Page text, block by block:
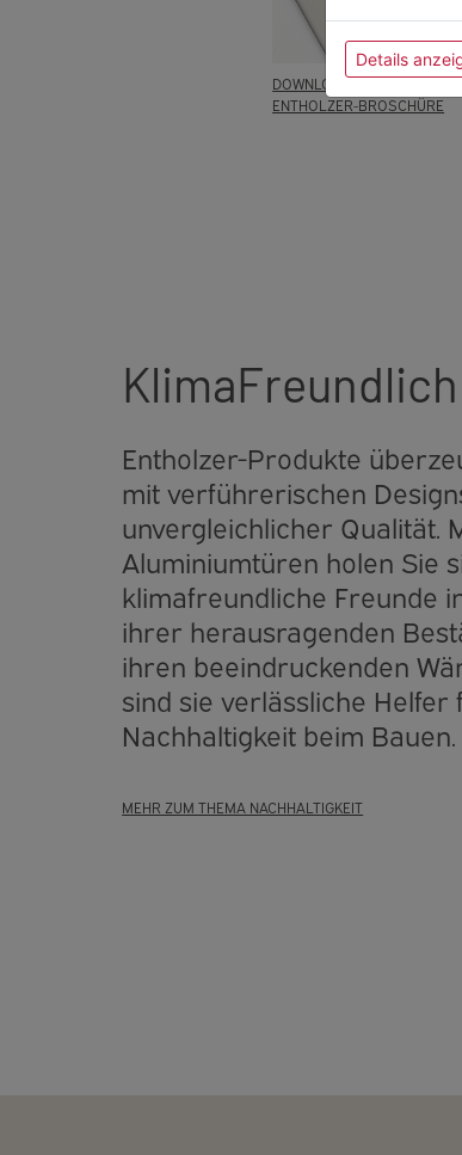
DOWNLOAD
ENTHOLZER-BROSCHÜRE
KlimaFreundlich
Entholzer-Produkte
mit verführerischen
unvergleichlicher Qualität.
Aluminiumtüren holen Sie
klimafreundliche Freunde
ihrer herausragenden
ihren beeindruckenden
sind sie verlässliche
Nachhaltigkeit beim Bauen.
MEHR ZUM THEMA NACHHALTIGKEIT
Details